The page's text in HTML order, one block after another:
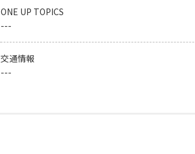
ONE UP TOPICS
---
交通情報
---